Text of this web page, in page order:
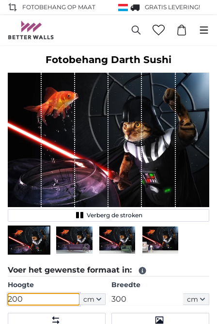
FOTOBEHANG OP MAAT GRATIS LEVERING!
Fotobehang Darth Sushi
Verberg de stroken
Voer het gewenste formaat in:
Hoogte
cm
Breedte
cm